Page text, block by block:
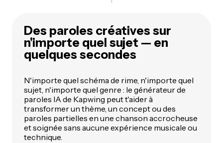
Des paroles créatives sur
n'importe quel sujet — en
quelques secondes
N'importe quel schéma de rime, n'importe quel
sujet, n'importe quel genre : le générateur de
paroles IA de Kapwing peut t'aider à
transformer un thème, un concept ou des
paroles partielles en une chanson accrocheuse
et soignée sans aucune expérience musicale ou
technique.